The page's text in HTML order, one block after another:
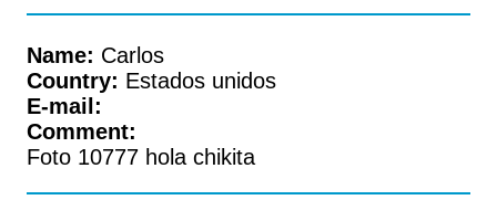
Name: Carlos
Country: Estados unidos
E-mail:
Comment:
Foto 10777 hola chikita